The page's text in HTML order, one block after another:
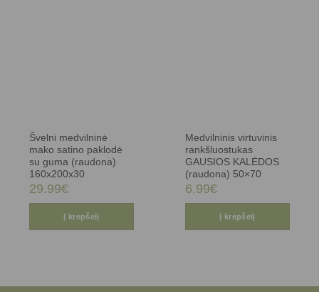
Švelni medvilninė
mako satino paklodė
su guma (raudona)
160x200x30
29.99€
Į krepšelį
Medvilninis virtuvinis
rankšluostukas
GAUSIOS KALĖDOS
(raudona) 50×70
6.99€
Į krepšelį